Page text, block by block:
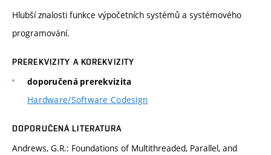
Hlubší znalosti funkce výpočetních systémů a systémového
programování.
PREREKVIZITY A KOREKVIZITY
doporučená prerekvizita
Hardware/Software Codesign
DOPORUČENÁ LITERATURA
Andrews, G.R.: Foundations of Multithreaded, Parallel, and